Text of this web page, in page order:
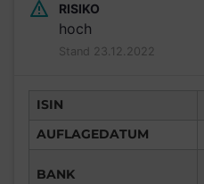
RISIKO
hoch
Stand 23.12.2022
ISIN
AUFLAGEDATUM
BANK